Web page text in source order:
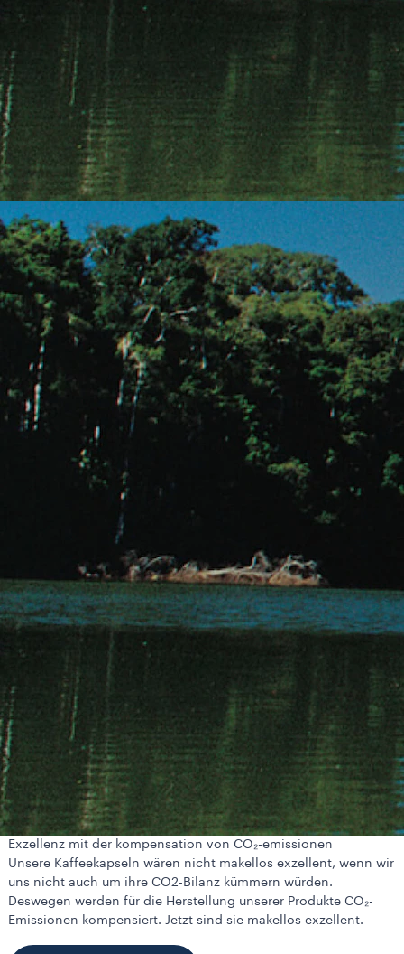
Exzellenz mit der kompensation von CO₂-emissionen
Unsere Kaffeekapseln wären nicht makellos exzellent, wenn wir
uns nicht auch um ihre CO2-Bilanz kümmern würden.
Deswegen werden für die Herstellung unserer Produkte CO₂-
Emissionen kompensiert. Jetzt sind sie makellos exzellent.